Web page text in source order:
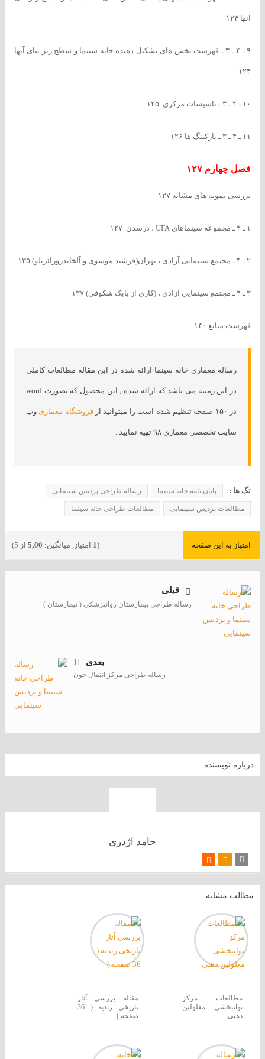
آنها ۱۲۴
۹ ـ ۴ ـ ۳ ـ فهرست بخش های تشکیل دهنده خانه سینما و سطح زیر بنای آنها
۱۲۴
۱۰ ـ ۴ ـ ۳ ـ تاسیسات مرکزی. ۱۲۵
۱۱ ـ ۴ ـ ۳ ـ پارکینگ ها ۱۲۶
فصل چهارم ۱۲۷
بررسی نمونه های مشابه ۱۲۷
۱ ـ ۴ ـ مجموعه سینماهای UFA ، درسدن. ۱۲۷
۲ ـ ۴ ـ مجتمع سینمایی آزادی ، تهران(فرشید موسوی و آلخاندروزائرپلو) ۱۳۵
۳ ـ ۴ ـ مجتمع سینمایی آزادی ، (کاری از بابک شکوفی) ۱۳۷
فهرست منابع ۱۴۰
رساله معماری خانه سینما ارائه شده در این مقاله مطالعات کاملی
در این زمینه می باشد که ارائه شده , این محصول که بصورت word
در ۱۵۰ صفحه تنظیم شده است را میتوانید از فروشگاه معماریوب
سایت تخصصی معماری ۹۸ تهیه نمایید .
تگ ها : پایان نامه خانه سینما رساله طراحی پردیس سینمایی
مطالعات پردیس سینمایی مطالعات طراحی خانه سینما
امتیاز به این صفحه (
1 امتیاز, میانگین: 5٫00 از 5)
قبلی
رساله طراحی بیمارستان روانپزشکی ( تیمارستان )
بعدی
رساله طراحی مرکز انتقال خون
درباره نویسنده
حامد اژدری
مطالب مشابه
مطالعات مرکز
توانبخشی معلولین
ذهنی
مقاله بررسی آثار
تاریخی زندیه ( 36
صفحه )